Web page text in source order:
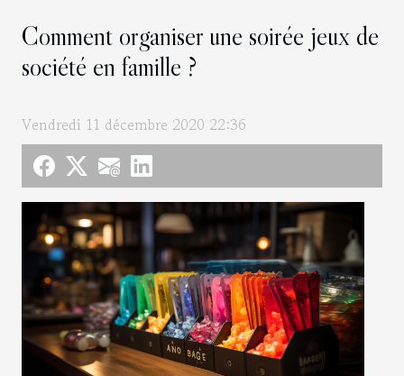
Comment organiser une soirée jeux de
société en famille ?
Vendredi 11 décembre 2020 22:36